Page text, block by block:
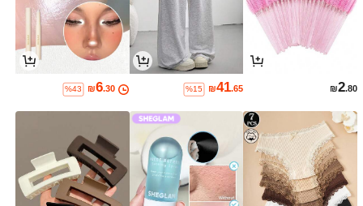
₪2.80
₪41.65
%15
₪6.30
%43